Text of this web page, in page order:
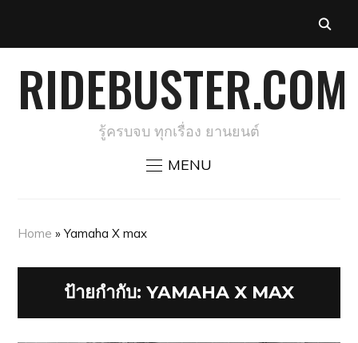
RIDEBUSTER.COM
รู้ครบจบ ทุกเรื่อง ยานยนต์
MENU
Home »Yamaha X max
ป้ายกำกับ: YAMAHA X MAX